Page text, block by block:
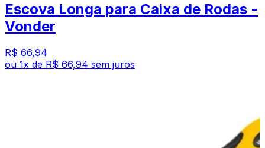
Escova Longa para Caixa de Rodas -
Vonder
R$ 66,94
ou 1x de R$ 66,94 sem juros